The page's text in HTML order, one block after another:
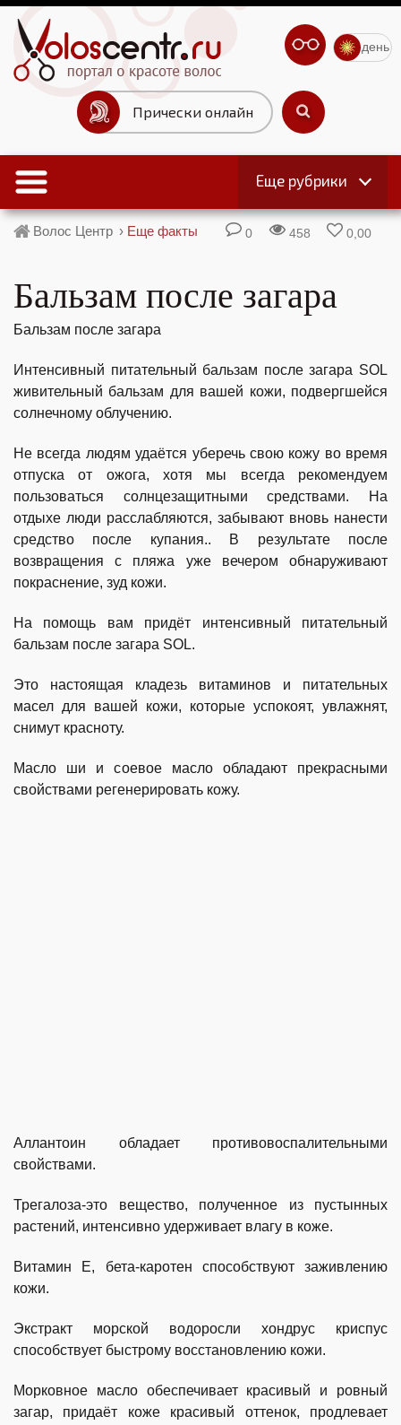
Прически онлайн
день
Еще рубрики
Волос Центр › Еще факты 0 458 0,00
Бальзам после загара
Бальзам после загара
Интенсивный питательный бальзам после загара SOL
живительный бальзам для вашей кожи, подвергшейся
солнечному облучению.
Не всегда людям удаётся уберечь свою кожу во время
отпуска от ожога, хотя мы всегда рекомендуем
пользоваться солнцезащитными средствами. На
отдыхе люди расслабляются, забывают вновь нанести
средство после купания.. В результате после
возвращения с пляжа уже вечером обнаруживают
покраснение, зуд кожи.
На помощь вам придёт интенсивный питательный
бальзам после загара SOL.
Это настоящая кладезь витаминов и питательных
масел для вашей кожи, которые успокоят, увлажнят,
снимут красноту.
Масло ши и соевое масло обладают прекрасными
свойствами регенерировать кожу.
Аллантоин обладает противовоспалительными
свойствами.
Трегалоза-это вещество, полученное из пустынных
растений, интенсивно удерживает влагу в коже.
Витамин Е, бета-каротен способствуют заживлению
кожи.
Экстракт морской водоросли хондрус криспус
способствует быстрому восстановлению кожи.
Морковное масло обеспечивает красивый и ровный
загар, придаёт коже красивый оттенок, продлевает